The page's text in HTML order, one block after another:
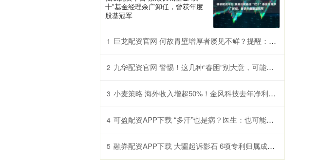
十”基金经理余广卸任，曾获年度
股基冠军
1 巨龙配资官网 何故胃壁增厚者屡见不鲜？提醒：三餐中的过快进食习惯许是诱因
2 九华配资官网 警惕！这几种“春困”别大意，可能是过敏甚至中风前兆
3 小麦策略 海外收入增超50%！金风科技去年净利润增近五成至27亿元
4 可盈配资APP下载 “多汗”也是病？医生：也可能是交感神经过度兴奋所致
5 融券配资APP下载 大疆起诉影石 6项专利归属成案件焦点